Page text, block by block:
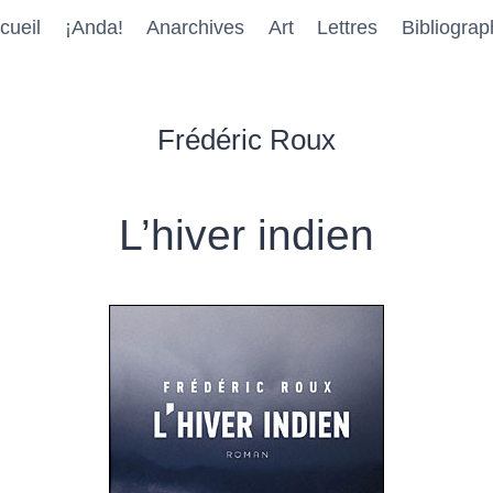
¡Anda! Anarchives Art Lettres
Frédéric Roux
L’hiver indien